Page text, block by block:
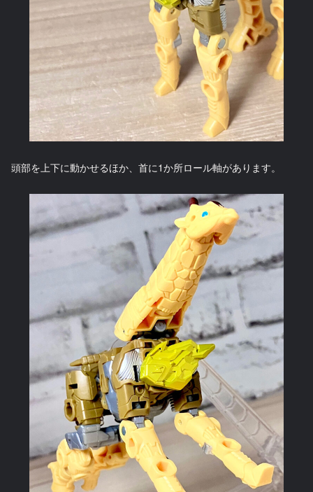
頭部を上下に動かせるほか、首に1か所ロール軸があります。